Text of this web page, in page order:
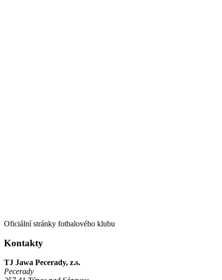
Oficiální stránky fotbalového klubu
Kontakty
TJ Jawa Pecerady, z.s.
Pecerady